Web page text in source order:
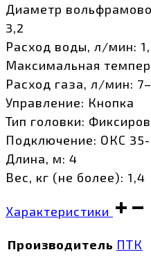
Диаметр
3,2
Расход воды, л/мин:
Максимальная
Расход газа, л/мин:
Управление: Кнопка
Тип головки:
Подключение: ОКС
Длина, м: 4
Вес, кг (не более): 1,4
Характеристики
Производитель ПТК